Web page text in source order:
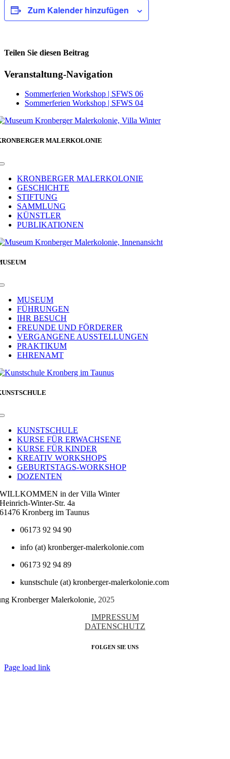
Zum Kalender hinzufügen
Teilen Sie diesen Beitrag
Facebook
Veranstaltung-Navigation
Sommerferien Workshop | SFWS 06
Sommerferien Workshop | SFWS 04
MALERKOLONIE
Toggle
NavigationKRONBERGER MALERKOLONIE
GESCHICHTE
STIFTUNG
SAMMLUNG
KÜNSTLER
PUBLIKATIONEN
Toggle
NavigationMUSEUM
FÜHRUNGEN
IHR BESUCH
FREUNDE UND FÖRDERER
VERGANGENE AUSSTELLUNGEN
PRAKTIKUM
EHRENAMT
Toggle
NavigationKUNSTSCHULE
KURSE FÜR ERWACHSENE
KURSE FÜR KINDER
KREATIV WORKSHOPS
GEBURTSTAGS-WORKSHOP
DOZENTEN
WILLKOMMEN in der Villa Winter
Heinrich-Winter-Str. 4a
61476 Kronberg im Taunus
06173 92 94 90
info (at) kronberger-malerkolonie.com
06173 92 94 89
kunstschule (at) kronberger-malerkolonie.com
Kronberger Malerkolonie, 2025
IMPRESSUM
DATENSCHUTZ
FOLGEN SIE UNS
Page load link